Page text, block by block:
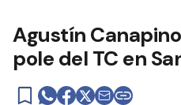
Agustín
pole del TC en